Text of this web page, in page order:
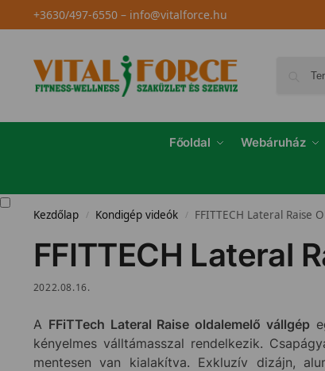
+3630/497-6550– info@vitalforce.hu
Főoldal Webáruház
Kezdőlap / Kondigép videók / FFITTECH Lateral Raise
FFITTECH Lateral
2022.08.16.
A FFiTTech Lateral Raise oldalemelő vállgép
kényelmes válltámasszal rendelkezik.
mentesen van kialakítva. Exkluzív dizájn,